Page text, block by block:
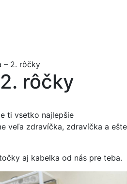
– 2. rôčky
rôčky
ti vsetko najlepšie
veľa zdravíčka, zdravíčka a ešte
aj kabelka od nás pre teba.